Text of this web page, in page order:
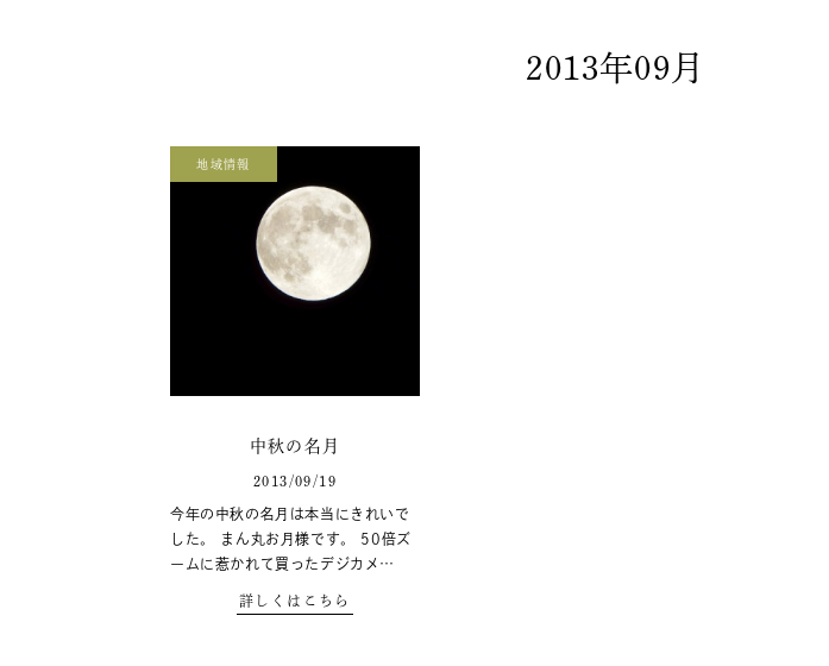
2013年09月
地域情報
中秋の名月
2013/09/19
今年の中秋の名月は本当にきれいで
した。 まん丸お月様です。 50倍ズ
ームに惹かれて買ったデジカメ…
詳しくはこちら